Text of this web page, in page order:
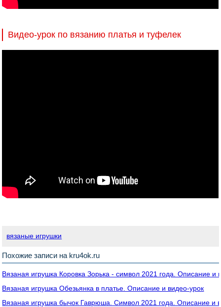
Видео-урок по вязанию платья и туфелек
вязаные игрушки
Похожие записи на kru4ok.ru
Вязаная игрушка Коровка Зорька - cимвол 2021 года. Описание и
Вязаная игрушка Обезьянка в платье. Описание и видео-урок
Вязаная игрушка бычок Гаврюша. Символ 2021 года. Описание и